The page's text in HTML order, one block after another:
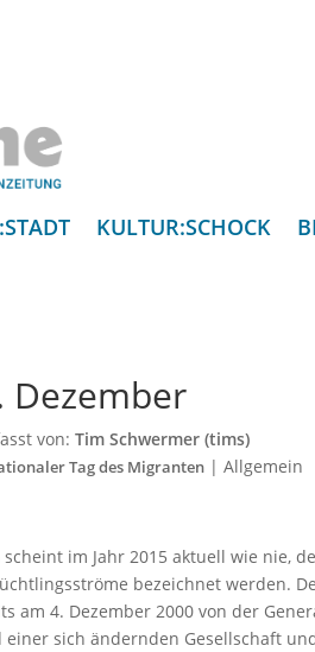
KULTUR:SCHOCK
Dezember
von:Tim Schwermer (tims)
Tag des Migranten |Allgemein
scheint im Jahr 2015 aktuell wie nie,
bezeichnet werden.
am 4. Dezember 2000 von der
sich ändernden Gesellschaft